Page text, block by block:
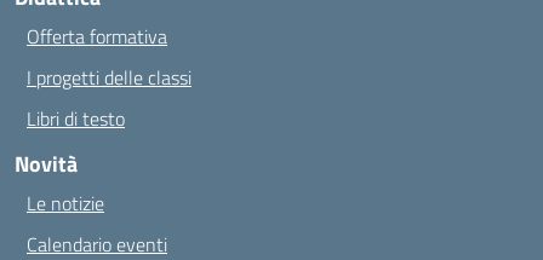
Offerta formativa
I progetti delle classi
Libri di testo
Novità
Le notizie
Calendario eventi